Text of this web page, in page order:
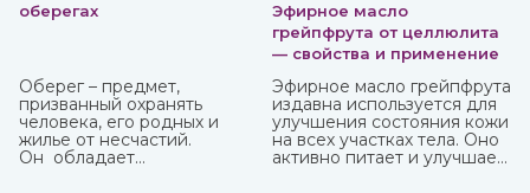
оберегах
Оберег – предмет,
призванный охранять
человека, его родных и
жилье от несчастий.
Он обладает
Эфирное масло
грейпфрута от целлюлита
— свойства и применение
Эфирное масло грейпфрута
издавна используется для
улучшения состояния кожи
на всех участках тела. Оно
активно питает и улучшает